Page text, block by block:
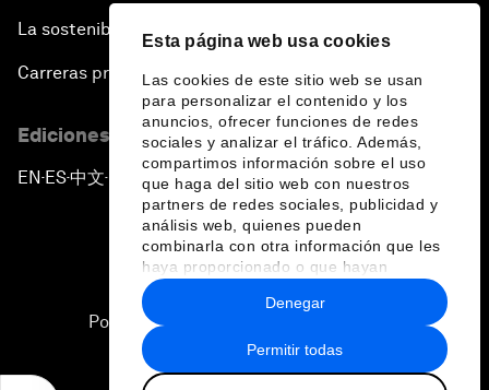
Esta página web usa cookies
Las cookies de este sitio web se usan
para personalizar el contenido y los
anuncios, ofrecer funciones de redes
sociales y analizar el tráfico. Además,
compartimos información sobre el uso
que haga del sitio web con nuestros
partners de redes sociales, publicidad y
análisis web, quienes pueden
combinarla con otra información que les
haya proporcionado o que hayan
recopilado a partir del uso que haya
hecho de sus servicios.
Permitir todas
Denegar
La sostenibilidad en el Foro
Carreras profesionales
Ediciones en otros idiomas
EN ▪ ES▪中文▪ 日本語
Política de privacidad y normas de uso